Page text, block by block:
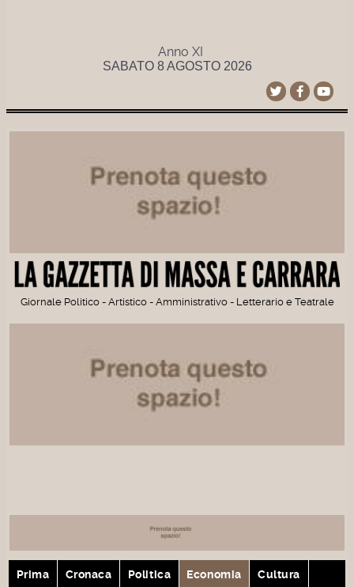
Anno XI
SABATO 8 AGOSTO 2026
Giornale Politico - Artistico - Amministrativo - Letterario e Teatrale
Prima Cronaca Politica Economia Cultura